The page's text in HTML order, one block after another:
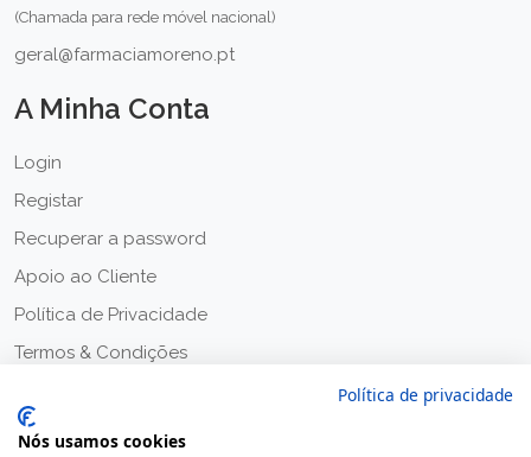
(Chamada para rede móvel nacional)
geral@farmaciamoreno.pt
A Minha Conta
Login
Registar
Recuperar a password
Apoio ao Cliente
Política de Privacidade
Termos & Condições
Política de privacidade
Nós usamos cookies